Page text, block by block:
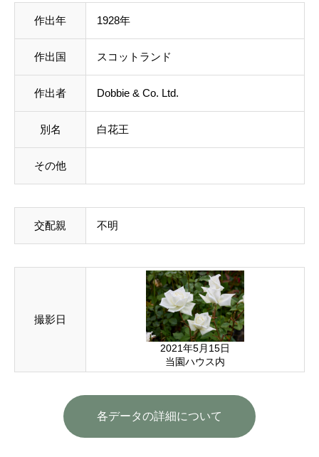
作出年 1928年
作出国 スコットランド
作出者 Dobbie & Co. Ltd.
別名 白花王
その他
交配親 不明
撮影日
2021年5月15日
当園ハウス内
各データの詳細について